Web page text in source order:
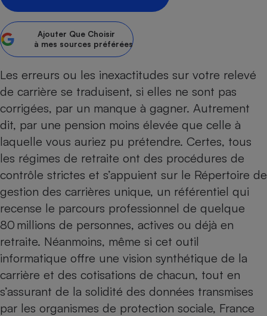
Ajouter Que Choisir
à mes sources préférées
Les erreurs ou les inexactitudes sur votre relevé
de carrière se traduisent, si elles ne sont pas
corrigées, par un manque à gagner. Autrement
dit, par une pension moins élevée que celle à
laquelle vous auriez pu prétendre. Certes, tous
les régimes de retraite ont des procédures de
contrôle strictes et s’appuient sur le Répertoire de
gestion des carrières unique, un référentiel qui
recense le parcours professionnel de quelque
80 millions de personnes, actives ou déjà en
retraite. Néanmoins, même si cet outil
informatique offre une vision synthétique de la
carrière et des cotisations de chacun, tout en
s’assurant de la solidité des données transmises
par les organismes de protection sociale, France
bouteille
Banque
Lave-linge
Plaque de cuisson à
induction
Téléviseur
Téléphone mobile -
Smartphone
Matelas
Radiateur électrique
Antimoustique